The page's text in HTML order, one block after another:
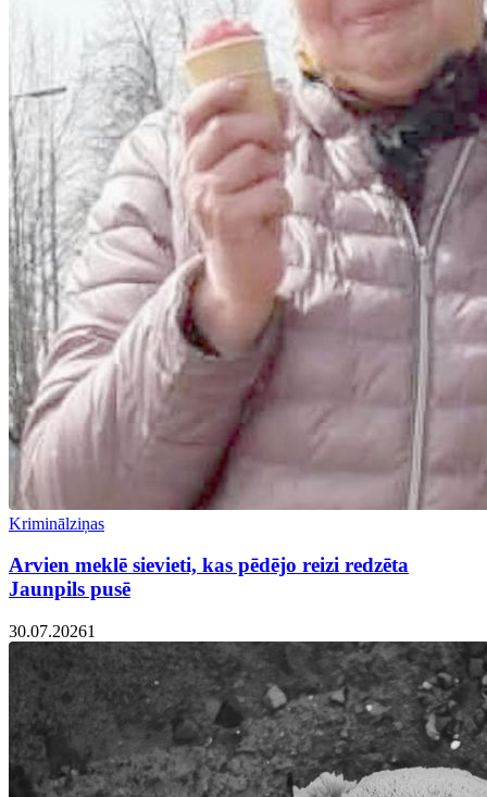
Kriminālziņas
Arvien meklē sievieti, kas pēdējo reizi redzēta
Jaunpils pusē
30.07.20261